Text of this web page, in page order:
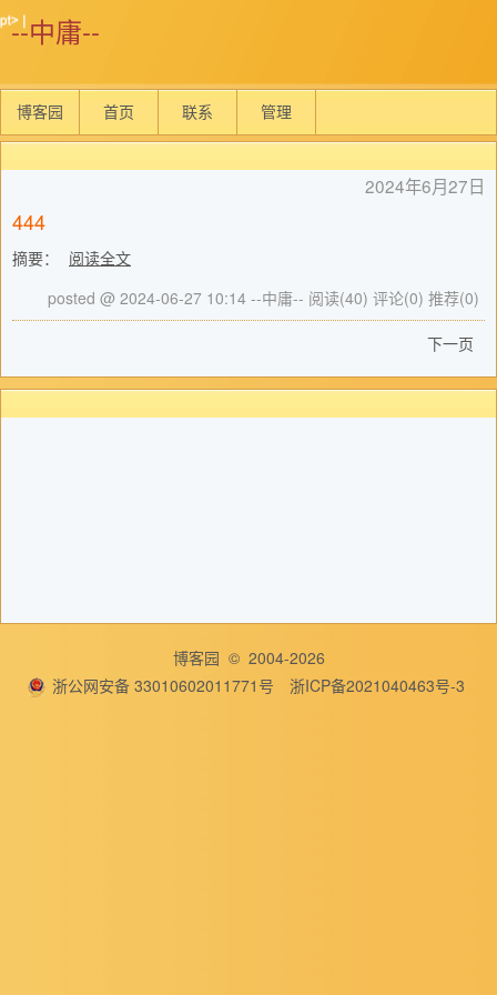
--中庸--
博客园 首页 联系 管理
2024年6月27日
444
摘要：
阅读全文
posted @ 2024-06-27 10:14 --中庸-- 阅读(40) 评论(0) 推荐(0)
下一页
博客园 © 2004-2026
浙公网安备 33010602011771号
浙ICP备2021040463号-3